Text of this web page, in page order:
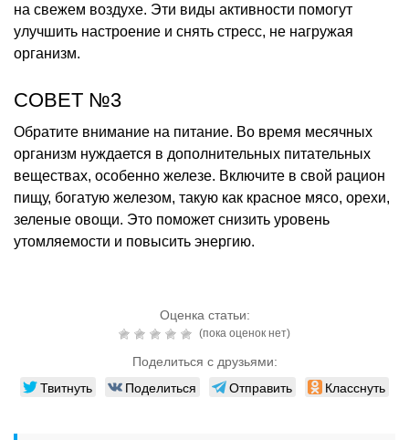
на свежем воздухе. Эти виды активности помогут
улучшить настроение и снять стресс, не нагружая
организм.
СОВЕТ №3
Обратите внимание на питание. Во время месячных
организм нуждается в дополнительных питательных
веществах, особенно железе. Включите в свой рацион
пищу, богатую железом, такую как красное мясо, орехи,
зеленые овощи. Это поможет снизить уровень
утомляемости и повысить энергию.
Оценка статьи:
(пока оценок нет)
Поделиться с друзьями:
Твитнуть Поделиться Отправить Класснуть